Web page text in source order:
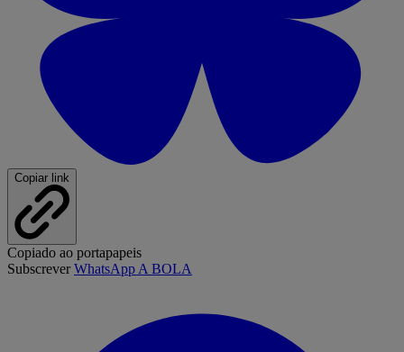
Copiar link
Copiado ao portapapeis
SubscreverWhatsApp A BOLA